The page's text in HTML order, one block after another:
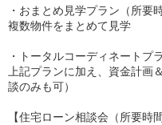
・おまとめ見学プラン（所要
複数物件をまとめて見学
・トータルコーディネートプ
上記プランに加え、資金計画
談のみも可）
【住宅ローン相談会（所要時